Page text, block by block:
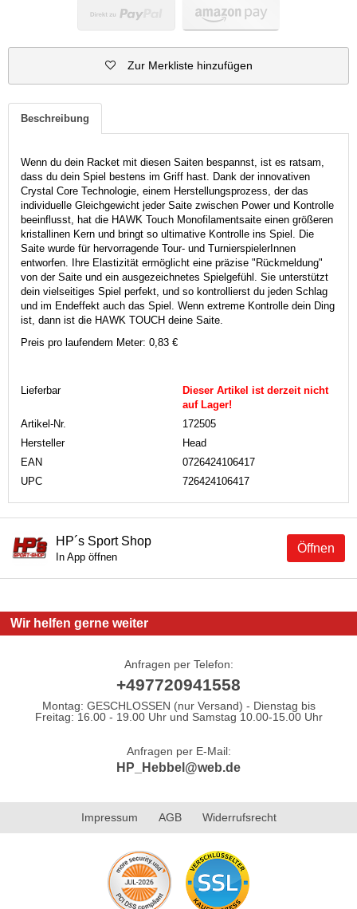
Zur Merkliste hinzufügen
Beschreibung
Wenn du dein Racket mit diesen Saiten bespannst, ist es ratsam,
dass du dein Spiel bestens im Griff hast. Dank der innovativen
Crystal Core Technologie, einem Herstellungsprozess, der das
individuelle Gleichgewicht jeder Saite zwischen Power und Kontrolle
beeinflusst, hat die HAWK Touch Monofilamentsaite einen größeren
kristallinen Kern und bringt so ultimative Kontrolle ins Spiel. Die
Saite wurde für hervorragende Tour- und TurnierspielerInnen
entworfen. Ihre Elastizität ermöglicht eine präzise "Rückmeldung"
von der Saite und ein ausgezeichnetes Spielgefühl. Sie unterstützt
dein vielseitiges Spiel perfekt, und so kontrollierst du jeden Schlag
und im Endeffekt auch das Spiel. Wenn extreme Kontrolle dein Ding
ist, dann ist die HAWK TOUCH deine Saite.
Preis pro laufendem Meter: 0,83 €
Lieferbar
Dieser Artikel ist derzeit nicht
auf Lager!
Artikel-Nr.
172505
Hersteller
Head
EAN
0726424106417
UPC
726424106417
Öffnen
HP´s Sport Shop
In App öffnen
Wir helfen gerne weiter
Anfragen per Telefon:
+497720941558
Montag: GESCHLOSSEN (nur Versand) - Dienstag bis
Freitag: 16.00 - 19.00 Uhr und Samstag 10.00-15.00 Uhr
Anfragen per E-Mail:
HP_Hebbel@web.de
Impressum AGB Widerrufsrecht